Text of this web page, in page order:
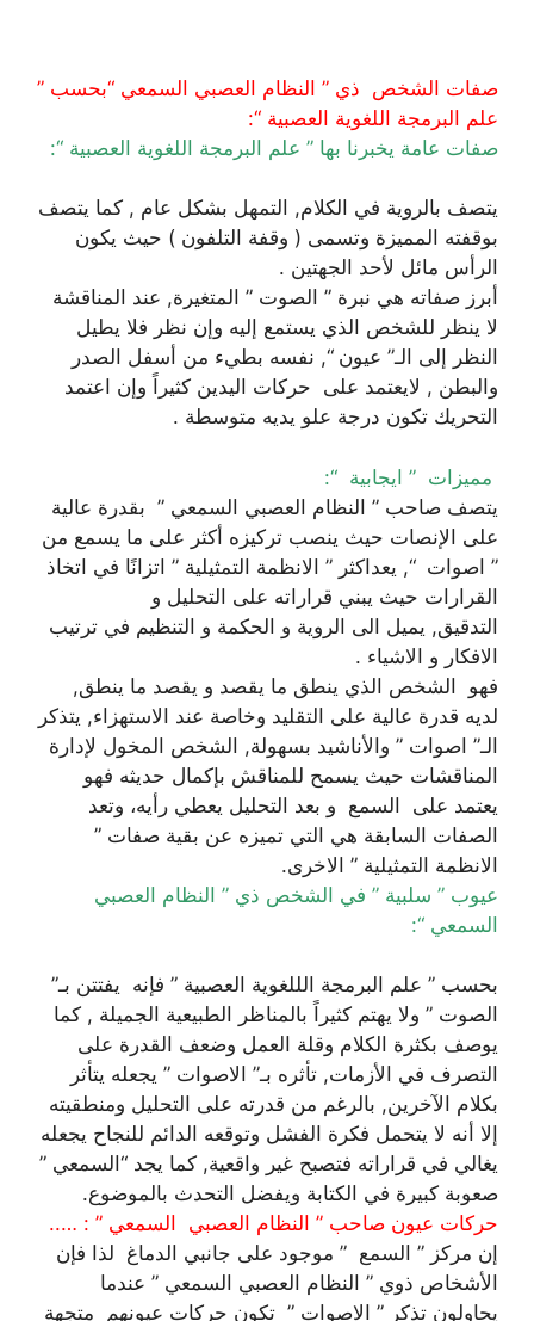
صفات الشخص ذي ” النظام العصبي السمعي “بحسب ”
علم البرمجة اللغوية العصبية “:
صفات عامة يخبرنا بها ” علم البرمجة اللغوية العصبية “:
يتصف بالروية في الكلام, التمهل بشكل عام , كما يتصف
بوقفته المميزة وتسمى ( وقفة التلفون ) حيث يكون
الرأس مائل لأحد الجهتين .
أبرز صفاته هي نبرة ” الصوت ” المتغيرة, عند المناقشة
لا ينظر للشخص الذي يستمع إليه وإن نظر فلا يطيل
النظر إلى الـ” عيون “, نفسه بطيء من أسفل الصدر
والبطن , لايعتمد على حركات اليدين كثيراً وإن اعتمد
التحريك تكون درجة علو يديه متوسطة .
مميزات ” ايجابية “:
يتصف صاحب ” النظام العصبي السمعي ” بقدرة عالية
على الإنصات حيث ينصب تركيزه أكثر على ما يسمع من
” اصوات “, يعداكثر ” الانظمة التمثيلية ” اتزانًا في اتخاذ
القرارات حيث يبني قراراته على التحليل و
التدقيق, يميل الى الروية و الحكمة و التنظيم في ترتيب
الافكار و الاشياء .
فهو الشخص الذي ينطق ما يقصد و يقصد ما ينطق,
لديه قدرة عالية على التقليد وخاصة عند الاستهزاء, يتذكر
الـ” اصوات ” والأناشيد بسهولة, الشخص المخول لإدارة
المناقشات حيث يسمح للمناقش بإكمال حديثه فهو
يعتمد على السمع و بعد التحليل يعطي رأيه، وتعد
الصفات السابقة هي التي تميزه عن بقية صفات ”
الانظمة التمثيلية ” الاخرى.
عيوب ” سلبية ” في الشخص ذي ” النظام العصبي
السمعي “:
بحسب ” علم البرمجة الللغوية العصبية ” فإنه يفتتن بـ”
الصوت ” ولا يهتم كثيراً بالمناظر الطبيعية الجميلة , كما
يوصف بكثرة الكلام وقلة العمل وضعف القدرة على
التصرف في الأزمات, تأثره بـ” الاصوات ” يجعله يتأثر
بكلام الآخرين, بالرغم من قدرته على التحليل ومنطقيته
إلا أنه لا يتحمل فكرة الفشل وتوقعه الدائم للنجاح يجعله
يغالي في قراراته فتصبح غير واقعية, كما يجد “السمعي ”
صعوبة كبيرة في الكتابة ويفضل التحدث بالموضوع.
حركات عيون صاحب ” النظام العصبي السمعي ” : …..
إن مركز ” السمع ” موجود على جانبي الدماغ لذا فإن
الأشخاص ذوي ” النظام العصبي السمعي ” عندما
يحاولون تذكر ” الاصوات ” تكون حركات عيونهم متجهة